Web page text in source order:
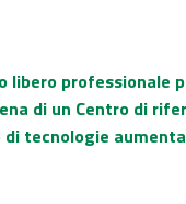
professionale
di un Centro di
tecnologie